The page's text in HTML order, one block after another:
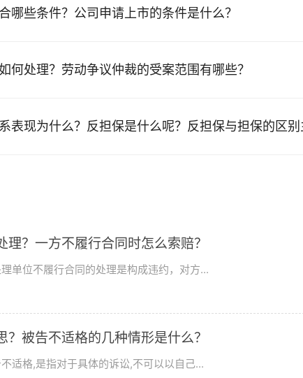
哪些条件？公司申请上市的条件是什么？
何处理？劳动争议仲裁的受案范围有哪些？
表现为什么？反担保是什么呢？反担保与担保的区别
理？一方不履行合同时怎么索赔？
单位不履行合同的处理是构成违约，对方...
被告不适格的几种情形是什么？
适格,是指对于具体的诉讼,不可以以自己...